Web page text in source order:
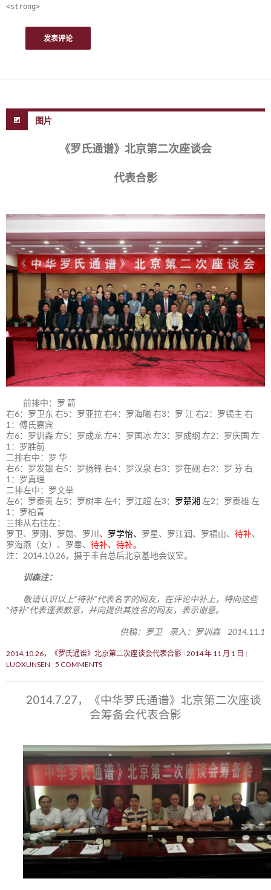
<strong>
图片
《罗氏通谱》北京第二次座谈会
代表合影
前排中：罗 箭
右6：罗卫东 右5：罗亚拉 右4：罗海曦 右3：罗 江 右2：罗锡主 右
1：傅氏嘉宾
左6：罗训森 左5：罗成龙 左4：罗国冰 左3：罗成纲 左2：罗庆国 左
1：罗胜前
二排右中：罗 华
右6：罗发银 右5：罗扬锋 右4：罗汉泉 右3：罗在砚 右2：罗 芬 右
1：罗真理
二排左中：罗文举
左6：罗泰贵 左5：罗树丰 左4：罗江超 左3： 罗楚湘 左2：罗泰雄 左
1：罗柏青
三排从右往左：
罗卫、罗刚、罗勋、罗川、 罗学怡、 罗星、罗江润、罗福山、 待补、
罗海燕（女）、罗奉、 待补、待补。
注：2014.10.26，摄于丰台总后北京基地会议室。
训森注：
敬请认识以上“待补”代表名字的网友，在评论中补上，特向这些
“待补”代表谨表歉意，并向提供其姓名的网友，表示谢意。
供稿：罗卫 录入：罗训森 2014.11.1
2014.10.26，《罗氏通谱》北京第二次座谈会代表合影 2014 年 11 月 1 日
LUOXUNSEN 5 COMMENTS
2014.7.27，《中华罗氏通谱》北京第二次座谈
会筹备会代表合影